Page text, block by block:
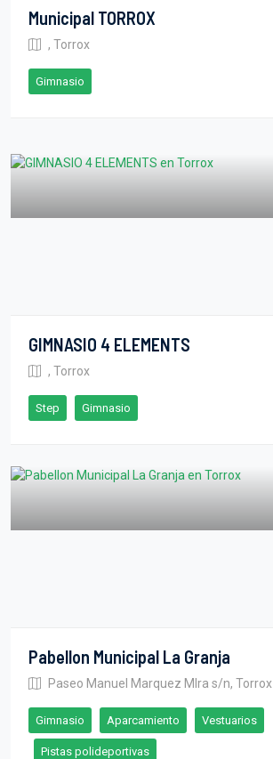
Municipal TORROX
, Torrox
Gimnasio
GIMNASIO 4 ELEMENTS
, Torrox
Step Gimnasio
Pabellon Municipal La Granja
Paseo Manuel Marquez MIra s/n, Torrox
Gimnasio Aparcamiento Vestuarios
Pistas polideportivas